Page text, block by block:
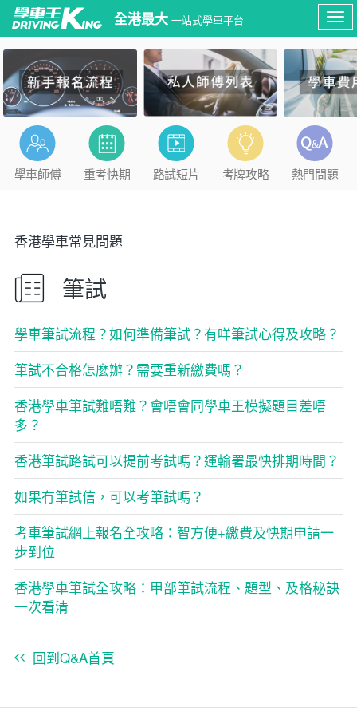
全港最大 一站式學車平台
學車師傅 重考快期 路試短片 考牌攻略 熱門問題
香港學車常見問題
筆試
學車筆試流程？如何準備筆試？有咩筆試心得及攻略？
筆試不合格怎麼辦？需要重新繳費嗎？
香港學車筆試難唔難？會唔會同學車王模擬題目差唔
多？
香港筆試路試可以提前考試嗎？運輸署最快排期時間？
如果冇筆試信，可以考筆試嗎？
考車筆試網上報名全攻略：智方便+繳費及快期申請一
步到位
香港學車筆試全攻略：甲部筆試流程、題型、及格秘訣
一次看清
回到Q&A首頁